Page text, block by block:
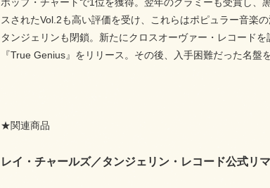
スされたVol.2も高い評価を受け、これらはポピュラー音楽
タンジェリンも閉鎖。新たにクロスオーヴァー・レコード
『True Genius』をリリース。その後、入手困難だった名盤
★関連商品
レイ・チャールズ／タンジェリン・レコード公式リ